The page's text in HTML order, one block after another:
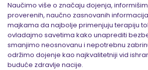
Naučimo više o značaju dojenja,
proverenih, naučno zasnovanih
majkama da najbolje primenjuju terapiju
ovladajmo savetima kako unaprediti
smanjimo neosnovanu i nepotrebnu
održimo dojenje kao najkvalitetniji vid
buduće zdravlje nacije.